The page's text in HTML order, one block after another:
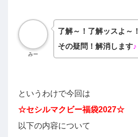
みー
了解～！了解ッスよ～！
その疑問！解消します♪
というわけで今回は
☆セシルマクビー福袋2027☆
以下の内容について